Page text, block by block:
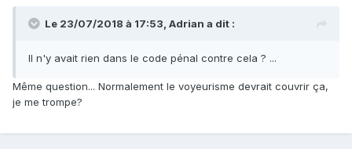
Le 23/07/2018 à 17:53, Adrian a dit :
Il n'y avait rien dans le code pénal contre cela ? ...
Même question... Normalement le voyeurisme devrait couvrir ça,
je me trompe?